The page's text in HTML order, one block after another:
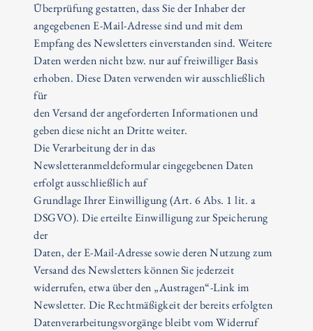
Überprüfung gestatten, dass Sie der Inhaber der
angegebenen E-Mail-Adresse sind und mit dem
Empfang des Newsletters einverstanden sind. Weitere
Daten werden nicht bzw. nur auf freiwilliger Basis
erhoben. Diese Daten verwenden wir ausschließlich
für
den Versand der angeforderten Informationen und
geben diese nicht an Dritte weiter.
Die Verarbeitung der in das
Newsletteranmeldeformular eingegebenen Daten
erfolgt ausschließlich auf
Grundlage Ihrer Einwilligung (Art. 6 Abs. 1 lit. a
DSGVO). Die erteilte Einwilligung zur Speicherung
der
Daten, der E-Mail-Adresse sowie deren Nutzung zum
Versand des Newsletters können Sie jederzeit
widerrufen, etwa über den „Austragen“-Link im
Newsletter. Die Rechtmäßigkeit der bereits erfolgten
Datenverarbeitungsvorgänge bleibt vom Widerruf